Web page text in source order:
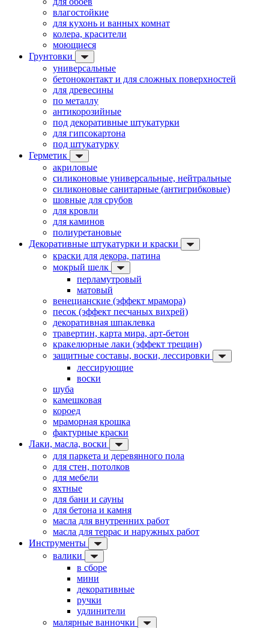
влагостойкие
для кухонь и ванных комнат
колера, красители
моющиеся
Грунтовки
универсальные
бетоноконтакт и для сложных поверхностей
для древесины
по металлу
антикорозийные
под декоративные штукатурки
для гипсокартона
под штукатурку
Герметик
акриловые
силиконовые универсальные, нейтральные
силиконовые санитарные (антигрибковые)
шовные для срубов
для кровли
для каминов
полиуретановые
Декоративные штукатурки и краски
краски для декора, патина
мокрый шелк
перламутровый
матовый
венецианские (эффект мрамора)
песок (эффект песчаных вихрей)
декоративная шпаклевка
травертин, карта мира, арт-бетон
кракелюрные лаки (эффект трещин)
защитные составы, воски, лессировки
лессирующие
воски
шуба
камешковая
короед
мраморная крошка
фактурные краски
Лаки, масла, воски
для паркета и деревянного пола
для стен, потолков
для мебели
яхтные
для бани и сауны
для бетона и камня
масла для внутренних работ
масла для террас и наружных работ
Инструменты
валики
в сборе
мини
декоративные
ручки
удлинители
малярные ванночки